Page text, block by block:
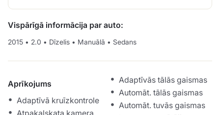
Vispārīgā informācija par auto:
2015 • 2.0 • Dīzelis • Manuālā • Sedans
Aprīkojums
Adaptīvā kruīzkontrole
Adaptīvās tālās gaismas
Automāt. tālās gaismas
Automāt. tuvās gaismas